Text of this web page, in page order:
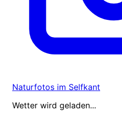
Naturfotos im Selfkant
Wetter wird geladen...